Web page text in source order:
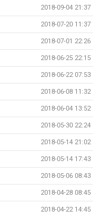
2018-09-04 21:37
2018-07-20 11:37
2018-07-01 22:26
2018-06-25 22:15
2018-06-22 07:53
2018-06-08 11:32
2018-06-04 13:52
2018-05-30 22:24
2018-05-14 21:02
2018-05-14 17:43
2018-05-06 08:43
2018-04-28 08:45
2018-04-22 14:45